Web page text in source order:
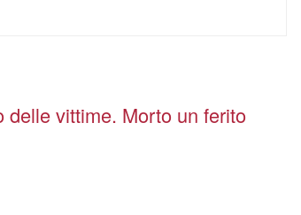
vittime. Morto un ferito